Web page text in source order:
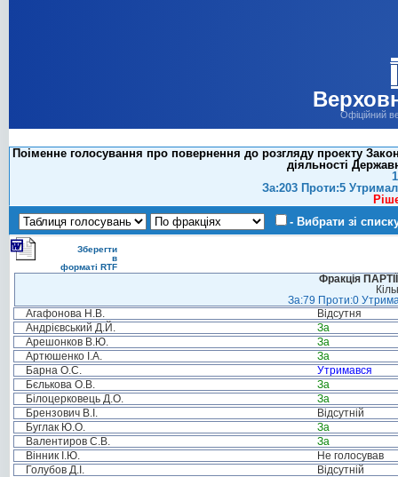
Офіційний
Поіменне голосування про повернення до розгляду проекту
діяльності
За:203 Проти:5
- Вибрати зі
Зберегти
в
форматі RTF
Фракція
За:79 Проти:0
Агафонова Н.В.
Відсутня
Андрієвський Д.Й.
За
Арешонков В.Ю.
За
Артюшенко І.А.
За
Барна О.С.
Утримався
Бєлькова О.В.
За
Білоцерковець Д.О.
За
Брензович В.І.
Відсутній
Буглак Ю.О.
За
Валентиров С.В.
За
Вінник І.Ю.
Не голосував
Голубов Д.І.
Відсутній